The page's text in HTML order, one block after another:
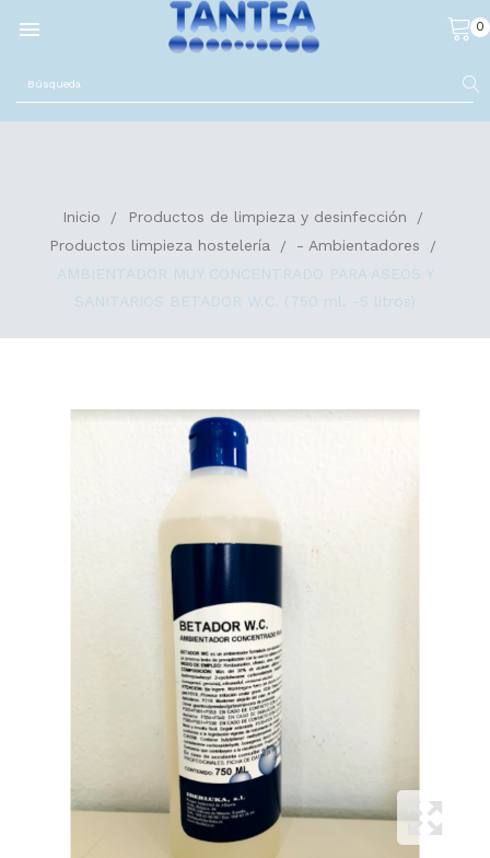
 0
Inicio
Productos de limpieza y desinfección
Productos limpieza hostelería
- Ambientadores
AMBIENTADOR MUY CONCENTRADO PARA ASEOS Y
SANITARIOS BETADOR W.C. (750 ml. -5 litros)